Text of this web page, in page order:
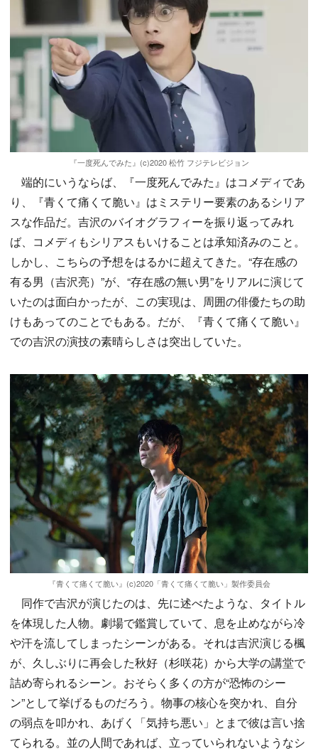
『一度死んでみた』(c)2020 松竹 フジテレビジョン
端的にいうならば、『一度死んでみた』はコメディであ
り、『青くて痛くて脆い』はミステリー要素のあるシリア
スな作品だ。吉沢のバイオグラフィーを振り返ってみれ
ば、コメディもシリアスもいけることは承知済みのこと。
しかし、こちらの予想をはるかに超えてきた。“存在感の
有る男（吉沢亮）”が、“存在感の無い男”をリアルに演じて
いたのは面白かったが、この実現は、周囲の俳優たちの助
けもあってのことでもある。だが、『青くて痛くて脆い』
での吉沢の演技の素晴らしさは突出していた。
『青くて痛くて脆い』(c)2020「青くて痛くて脆い」製作委員会
同作で吉沢が演じたのは、先に述べたような、タイトル
を体現した人物。劇場で鑑賞していて、息を止めながら冷
や汗を流してしまったシーンがある。それは吉沢演じる楓
が、久しぶりに再会した秋好（杉咲花）から大学の講堂で
詰め寄られるシーン。おそらく多くの方が“恐怖のシー
ン”として挙げるものだろう。物事の核心を突かれ、自分
の弱点を叩かれ、あげく「気持ち悪い」とまで彼は言い捨
てられる。並の人間であれば、立っていられないようなシ